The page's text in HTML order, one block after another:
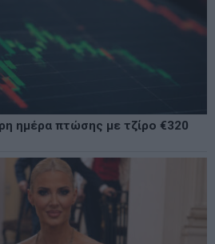
ημέρα πτώσης με τζίρο €320